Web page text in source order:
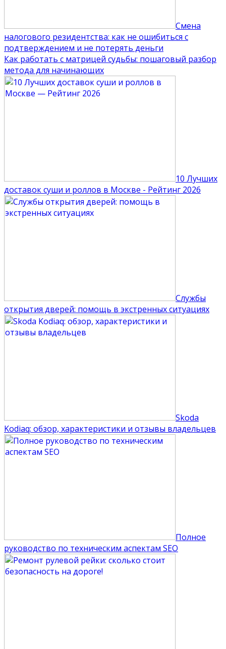
Смена
налогового резидентства: как не ошибиться с
подтверждением и не потерять деньги
Как работать с матрицей судьбы: пошаговый разбор
метода для начинающих
10 Лучших
доставок суши и роллов в Москве - Рейтинг 2026
Службы
открытия дверей: помощь в экстренных ситуациях
Skoda
Kodiaq: обзор, характеристики и отзывы владельцев
Полное
руководство по техническим аспектам SEO